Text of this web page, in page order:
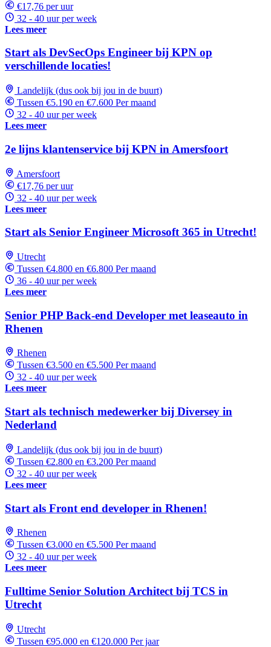
€17,76 per uur
32 - 40 uur per week
Lees meer
Start als DevSecOps Engineer bij KPN op
verschillende locaties!
Landelijk (dus ook bij jou in de buurt)
Tussen €5.190 en €7.600 Per maand
32 - 40 uur per week
Lees meer
2e lijns klantenservice bij KPN in Amersfoort
Amersfoort
€17,76 per uur
32 - 40 uur per week
Lees meer
Start als Senior Engineer Microsoft 365 in Utrecht!
Utrecht
Tussen €4.800 en €6.800 Per maand
36 - 40 uur per week
Lees meer
Senior PHP Back-end Developer met leaseauto in
Rhenen
Rhenen
Tussen €3.500 en €5.500 Per maand
32 - 40 uur per week
Lees meer
Start als technisch medewerker bij Diversey in
Nederland
Landelijk (dus ook bij jou in de buurt)
Tussen €2.800 en €3.200 Per maand
32 - 40 uur per week
Lees meer
Start als Front end developer in Rhenen!
Rhenen
Tussen €3.000 en €5.500 Per maand
32 - 40 uur per week
Lees meer
Fulltime Senior Solution Architect bij TCS in
Utrecht
Utrecht
Tussen €95.000 en €120.000 Per jaar